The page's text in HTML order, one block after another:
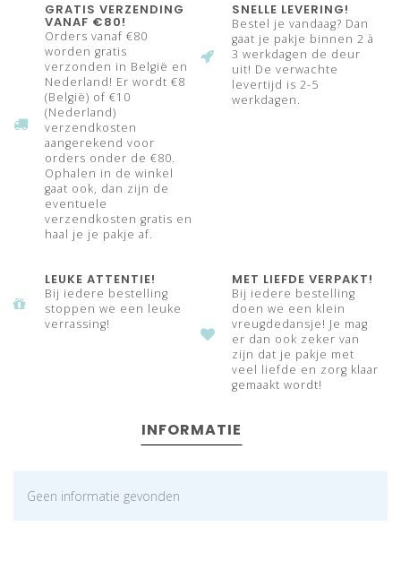
GRATIS VERZENDING
VANAF €80!
Orders vanaf €80
worden gratis
verzonden in België en
Nederland! Er wordt €8
(België) of €10
(Nederland)
verzendkosten
aangerekend voor
orders onder de €80.
Ophalen in de winkel
gaat ook, dan zijn de
eventuele
verzendkosten gratis en
haal je je pakje af.
SNELLE LEVERING!
Bestel je vandaag? Dan
gaat je pakje binnen 2 à
3 werkdagen de deur
uit! De verwachte
levertijd is 2-5
werkdagen.
LEUKE ATTENTIE!
Bij iedere bestelling
stoppen we een leuke
verrassing!
MET LIEFDE VERPAKT!
Bij iedere bestelling
doen we een klein
vreugdedansje! Je mag
er dan ook zeker van
zijn dat je pakje met
veel liefde en zorg klaar
gemaakt wordt!
INFORMATIE
Geen informatie gevonden